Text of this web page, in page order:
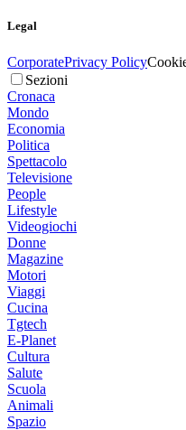
Legal
CorporatePrivacy Policy
Sezioni
Cronaca
Mondo
Economia
Politica
Spettacolo
Televisione
People
Lifestyle
Videogiochi
Donne
Magazine
Motori
Viaggi
Cucina
Tgtech
E-Planet
Cultura
Salute
Scuola
Animali
Spazio